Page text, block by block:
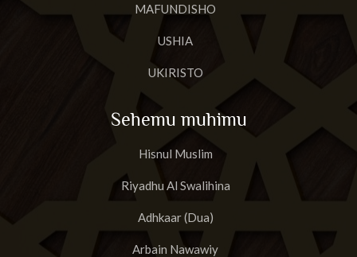
MAFUNDISHO
USHIA
UKIRISTO
Sehemu muhimu
Hisnul Muslim
Riyadhu Al Swalihina
Adhkaar (Dua)
Arbain Nawawiy